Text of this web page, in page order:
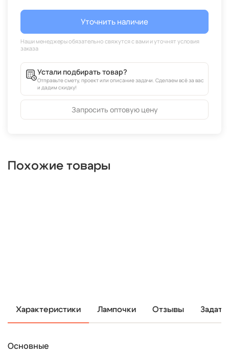
Уточнить наличие
Устали подбирать товар?
Отправьте смету, проект или описание задачи. Сделаем всё за вас
и дадим скидку!
Запросить оптовую цену
Похожие товары
Характеристики Лампочки Отзывы
Основные